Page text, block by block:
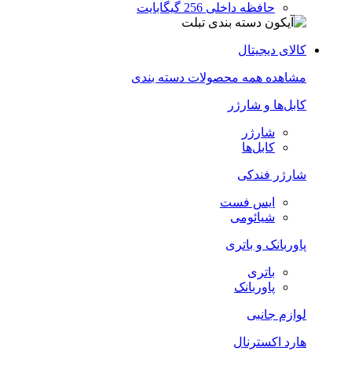
حافظه داخلی 256 گیگابایت
کالای دیجیتال
مشاهده همه محصولات دسته بندی
کابل‌ها و شارژر
شارژر
کابل‌ها
شارژر فندکی
ایس فست
شیائومی
پاوربانک و باتری
باتری
پاوربانک
لوازم جانبی
هارد اکسترنال